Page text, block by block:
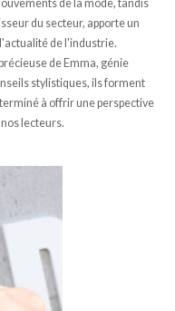
de la mode, tandis
du secteur, apporte un
de l'industrie.
de Emma, génie
stylistiques, ils forment
à offrir une perspective
lecteurs.